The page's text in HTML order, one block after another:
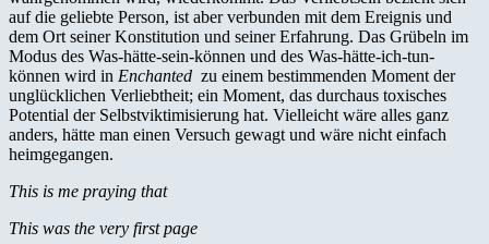
auf die geliebte Person, ist aber verbunden mit dem Ereignis und
dem Ort seiner Konstitution und seiner Erfahrung. Das Grübeln im
Modus des Was-hätte-sein-können und des Was-hätte-ich-tun-
können wird in Enchanted zu einem bestimmenden Moment der
unglücklichen Verliebtheit; ein Moment, das durchaus toxisches
Potential der Selbstviktimisierung hat. Vielleicht wäre alles ganz
anders, hätte man einen Versuch gewagt und wäre nicht einfach
heimgegangen.
This is me praying that
This was the very first page